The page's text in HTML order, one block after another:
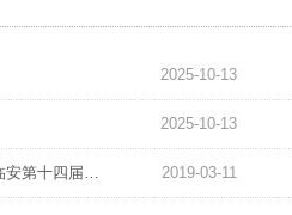
2025-10-13
2025-10-13
开年大戏一一集派集成顶亮相临安第十四届家装博览会，深受广大消费者喜爱！ 2019-03-11